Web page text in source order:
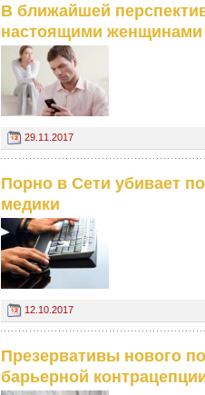
В ближайшей
настоящими женщинами
29.11.2017
Порно в Сети убивает
медики
12.10.2017
Презервативы нового
барьерной